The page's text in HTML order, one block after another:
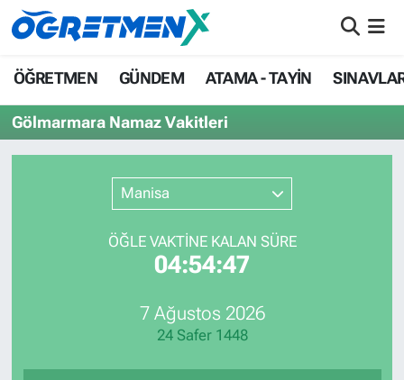
ÖĞRETMEN GÜNDEM ATAMA - TAYİN
Gölmarmara Namaz Vakitleri
Manisa
ÖĞLE VAKTİNE KALAN SÜRE
04:54:47
7 Ağustos 2026
24 Safer 1448
ÖĞRETMEN
GÜNDEM
ATAMA - TAYİN
SINAVLAR
HAYATIN İÇİNDEN
İstanbul Nöbetçi Eczaneler
İstanbul Hava Durumu
İstanbul Namaz Vakitleri
İstanbul Trafik Yoğunluk Haritası
Süper Lig Puan Durumu ve Fikstür
Son Dakika Haberleri